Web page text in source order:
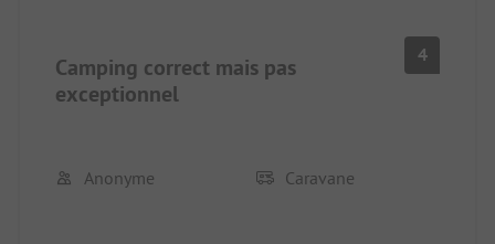
Camping correct mais pas
exceptionnel
4
Anonyme Caravane